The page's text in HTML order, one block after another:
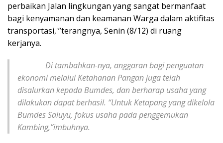
perbaikan Jalan lingkungan yang sangat bermanfaat
bagi kenyamanan dan keamanan Warga dalam aktifitas
transportasi,'”terangnya, Senin (8/12) di ruang
kerjanya.
Di tambahkan-nya, anggaran bagi penguatan
ekonomi melalui Ketahanan Pangan juga telah
disalurkan kepada Bumdes, dan berharap usaha yang
dilakukan dapat berhasil. “Untuk Ketapang yang dikelola
Bumdes Saluyu, fokus usaha pada penggemukan
Kambing,”imbuhnya.